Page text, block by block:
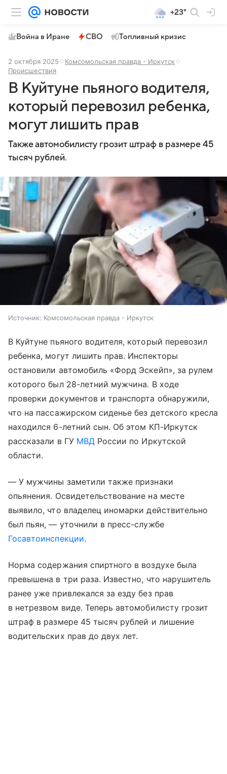
+23°
Война в Иране СВО Топливный кризис
2 октября 2025
Комсомольская правда - Иркутск
Происшествия
В Куйтуне пьяного водителя,
который перевозил ребенка,
могут лишить прав
Также автомобилисту грозит штраф в размере 45
тысяч рублей.
Источник: Комсомольская правда - Иркутск
В Куйтуне пьяного водителя, который перевозил
ребенка, могут лишить прав. Инспекторы
остановили автомобиль «Форд Эскейп», за рулем
которого был 28-летний мужчина. В ходе
проверки документов и транспорта обнаружили,
что на пассажирском сиденье без детского кресла
находился 6-летний сын. Об этом КП-Иркутск
рассказали в ГУ МВД России по Иркутской
области.
— У мужчины заметили также признаки
опьянения. Освидетельствование на месте
выявило, что владелец иномарки действительно
был пьян, — уточнили в пресс-службе
Госавтоинспекции.
Норма содержания спиртного в воздухе была
превышена в три раза. Известно, что нарушитель
ранее уже привлекался за езду без прав
в нетрезвом виде. Теперь автомобилисту грозит
штраф в размере 45 тысяч рублей и лишение
водительских прав до двух лет.